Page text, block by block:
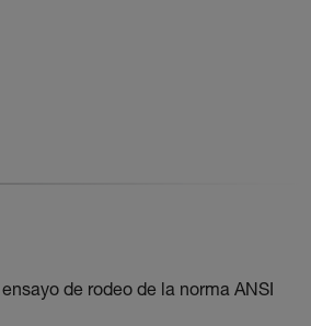
de rodeo de la norma ANSI